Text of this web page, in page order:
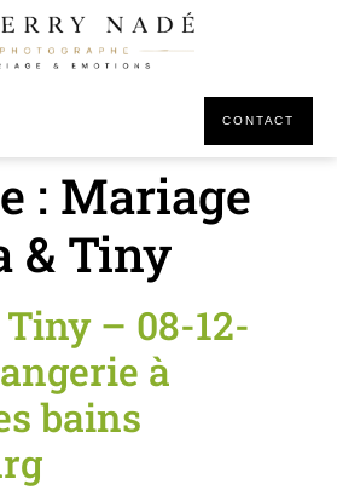
CONTACT
: Mariage
& Tiny
– 08-12-
à
bains